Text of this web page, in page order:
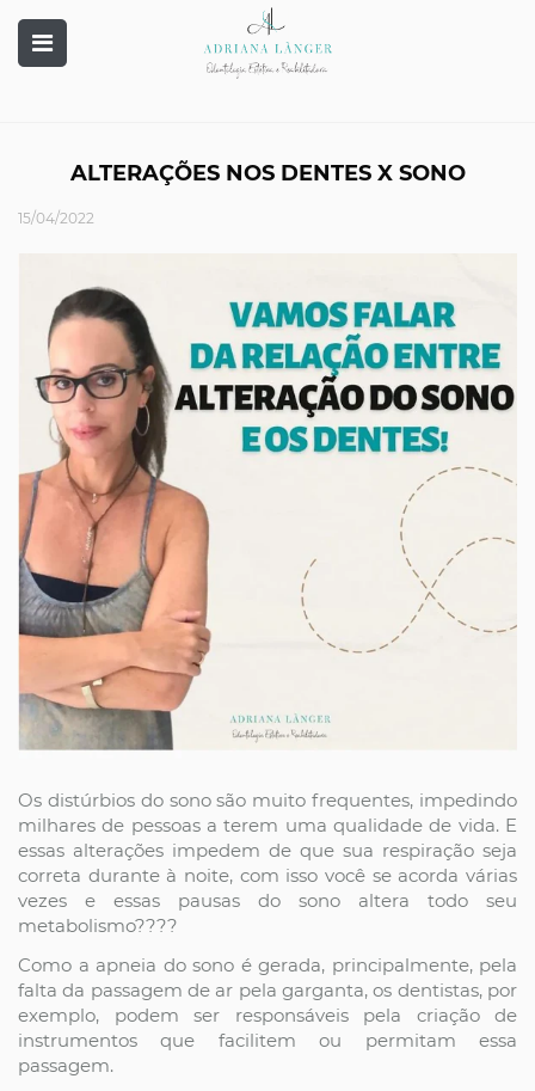
ALTERAÇÕES NOS DENTES X SONO
15/04/2022
Os distúrbios do sono são muito frequentes, impedindo
milhares de pessoas a terem uma qualidade de vida. E
essas alterações impedem de que sua respiração seja
correta durante à noite, com isso você se acorda várias
vezes e essas pausas do sono altera todo seu
metabolismo????
Como a apneia do sono é gerada, principalmente, pela
falta da passagem de ar pela garganta, os dentistas, por
exemplo, podem ser responsáveis pela criação de
instrumentos que facilitem ou permitam essa
passagem.